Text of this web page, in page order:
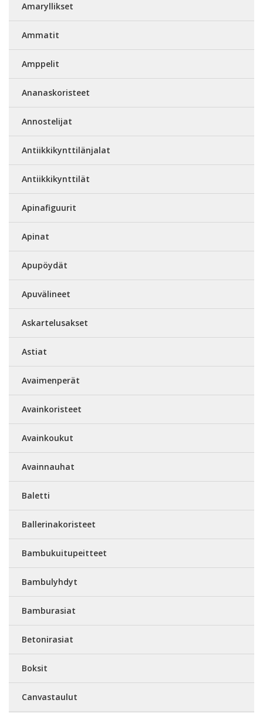
Amaryllikset
Ammatit
Amppelit
Ananaskoristeet
Annostelijat
Antiikkikynttilänjalat
Antiikkikynttilät
Apinafiguurit
Apinat
Apupöydät
Apuvälineet
Askartelusakset
Astiat
Avaimenperät
Avainkoristeet
Avainkoukut
Avainnauhat
Baletti
Ballerinakoristeet
Bambukuitupeitteet
Bambulyhdyt
Bamburasiat
Betonirasiat
Boksit
Canvastaulut